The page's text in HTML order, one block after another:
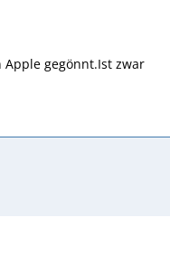
Apple gegönnt.Ist zwar